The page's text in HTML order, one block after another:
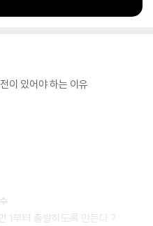
이 있어야 하는 이유
1부터 출발하도록 만든다 ?